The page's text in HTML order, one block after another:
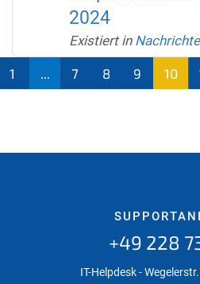
2024
Existiert in
1 7 8 9
10
+49 228
IT-Helpdesk -